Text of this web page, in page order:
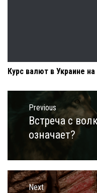
Курс валют в Украине
Навигация
записям
Previous
Previous
post:
Встреча с
означает?
Next